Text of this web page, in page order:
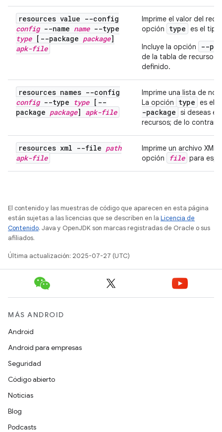
resources value --config
config--name name--type
type[--package package]
apk-file
Imprime el valor del
opción
type es el
Incluye la opción
--
de la tabla de
definido.
resources names --config
config--type type[--
package package] apk-file
Imprime una lista de
La opción
type es el
-package si deseas
recursos; de lo
resources xml --file path
apk-file
Imprime un archivo
opción
file para
El contenido y las muestras de código que aparecen en esta página
están sujetas a las licencias que se describen en la Licencia de
Contenido. Java y OpenJDK son marcas registradas de Oracle o sus
afiliados.
Última actualización: 2025-07-27 (UTC)
MÁS ANDROID
Android
Android para empresas
Seguridad
Código abierto
Noticias
Blog
Podcasts